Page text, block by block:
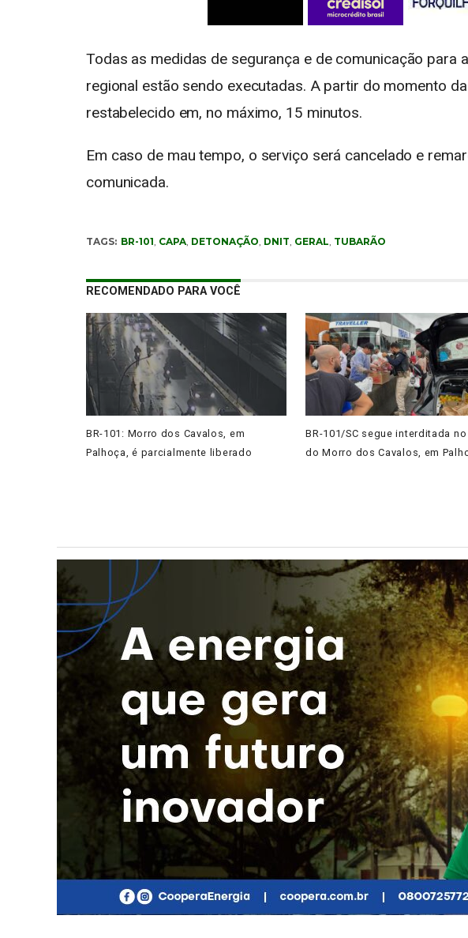
Todas as medidas de segurança e de comunicação para
regional estão sendo executadas. A partir do momento
restabelecido em, no máximo, 15 minutos.
Em caso de mau tempo, o serviço será cancelado e
comunicada.
TAGS: BR-101, CAPA, DETONAÇÃO, DNIT, GERAL, TUBARÃO
RECOMENDADO PARA VOCÊ
BR-101: Morro dos Cavalos, em
Palhoça, é parcialmente liberado
BR-101/SC segue interditada
do Morro dos Cavalos, em